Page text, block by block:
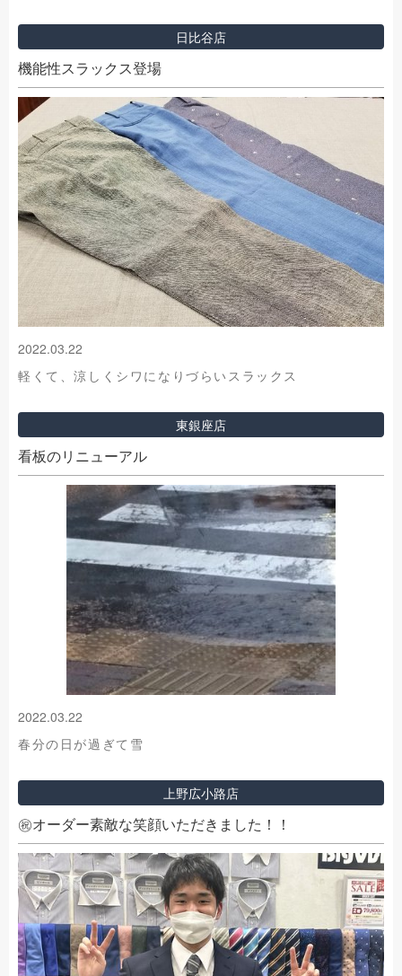
日比谷店
機能性スラックス登場
2022.03.22
軽くて、涼しくシワになりづらいスラックス
東銀座店
看板のリニューアル
2022.03.22
春分の日が過ぎて雪
上野広小路店
㊗オーダー素敵な笑顔いただきました！！